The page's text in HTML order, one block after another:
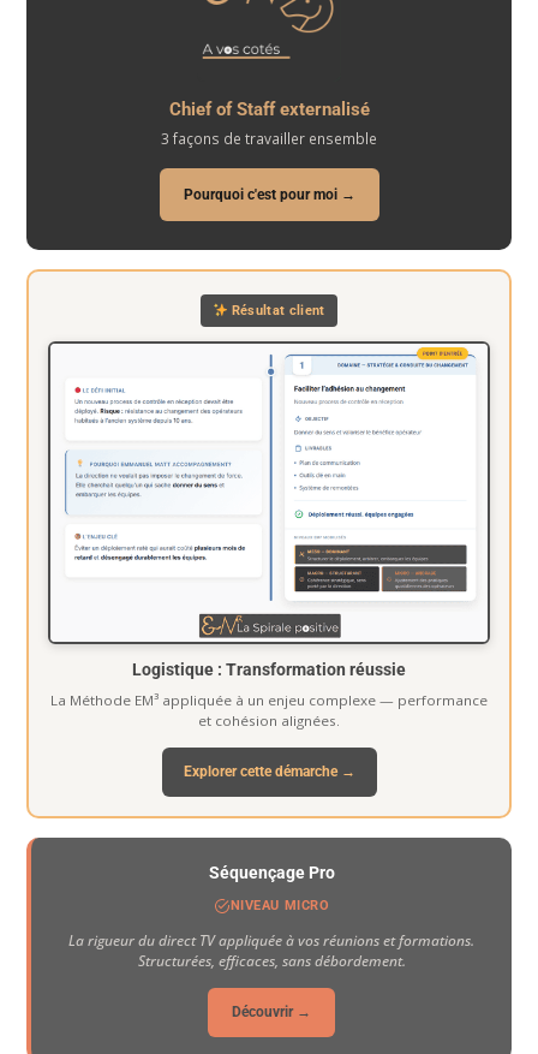
Chief of Staff externalisé
3 façons de travailler ensemble
Pourquoi c'est pour moi →
Résultat client
Logistique : Transformation réussie
La Méthode EM³ appliquée à un enjeu complexe — performance
et cohésion alignées.
Explorer cette démarche →
Séquençage Pro
NIVEAU MICRO
La rigueur du direct TV appliquée à vos réunions et formations.
Structurées, efficaces, sans débordement.
Découvrir →